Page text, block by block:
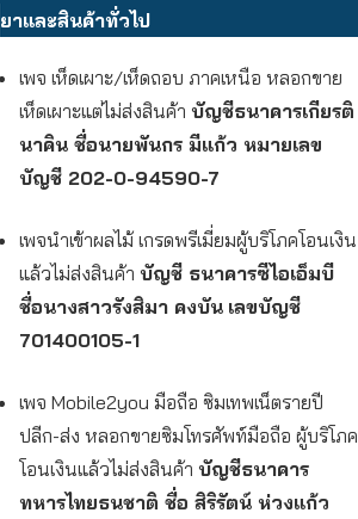
ยาและสินค้าทั่วไป
เพจ เห็ดเผาะ/เห็ดถอบ ภาคเหนือ หลอกขาย
เห็ดเผาะแต่ไม่ส่งสินค้า บัญชีธนาคารเกียรติ
นาคิน ชื่อนายพันกร มีแก้ว หมายเลข
บัญชี 202-0-94590-7
เพจนําเข้าผลไม้ เกรดพรีเมี่ยมผู้บริโภคโอนเงิน
แล้วไม่ส่งสินค้า บัญชี ธนาคารซีไอเอ็มบี
ชื่อนางสาวรังสิมา คงบัน เลขบัญชี
701400105-1
เพจ Mobile2you มือถือ ซิมเทพเน็ตรายปี
ปลีก-ส่ง หลอกขายซิมโทรศัพท์มือถือ ผู้บริโภค
โอนเงินแล้วไม่ส่งสินค้า บัญชีธนาคาร
ทหารไทยธนชาติ ชื่อ สิริรัตน์ ห่วงแก้ว